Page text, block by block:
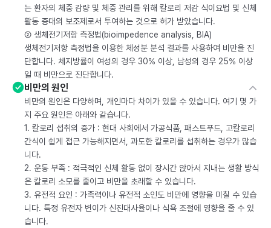
는 환자의 체중 감량 및 체중 관리를 위해 칼로리 저감 식이요법 및 신체
활동 증대의 보조제로서 투여하는 것으로 허가 받았습니다.
② 생체전기저항 측정법(bioimpedence analysis, BIA)
생체전기저항 측정법을 이용한 체성분 분석 결과를 사용하여 비만을 진
단합니다. 체지방률이 여성의 경우 30% 이상, 남성의 경우 25% 이상
일 때 비만으로 진단합니다.
비만의 원인
비만의 원인은 다양하며, 개인마다 차이가 있을 수 있습니다. 여기 몇 가
지 주요 원인은 아래와 같습니다.
1. 칼로리 섭취의 증가 : 현대 사회에서 가공식품, 패스트푸드, 고칼로리
간식이 쉽게 접근 가능해지면서, 과도한 칼로리를 섭취하는 경우가 많습
니다.
2. 운동 부족 : 적극적인 신체 활동 없이 장시간 앉아서 지내는 생활 방식
은 칼로리 소모를 줄이고 비만을 초래할 수 있습니다.
3. 유전적 요인 : 가족력이나 유전적 소인도 비만에 영향을 미칠 수 있습
니다. 특정 유전자 변이가 신진대사율이나 식욕 조절에 영향을 줄 수 있
습니다.